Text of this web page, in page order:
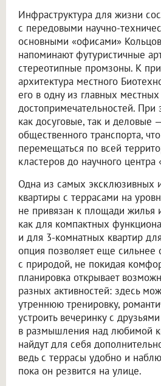
Инфраструктура для жизни
с передовыми научно-
основными «офисами»
напоминают футуристичные
стереотипные промзоны. К
архитектура местного
его в одну из главных местных
достопримечательностей.
как досуговые, так и деловые
общественного транспорта,
перемещаться по всей
кластеров до научного центра
Одна из самых эксклюзивных
квартиры с террасами на
не привязан к площади жилья
как для компактных
и для 3-комнатных квартир
опция позволяет еще сильнее
с природой, не покидая
планировка открывает
разных активностей: здесь
утреннюю тренировку,
устроить вечеринку с
в размышления над любимой
найдут для себя
ведь с террасы удобно и
пока он резвится на улице.